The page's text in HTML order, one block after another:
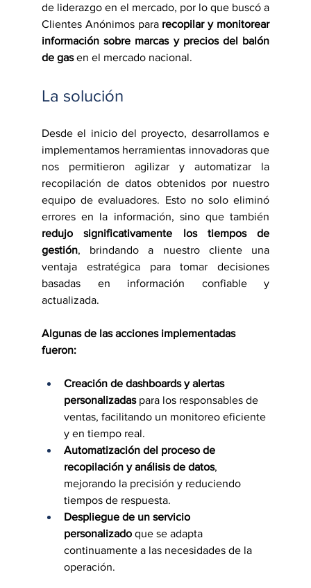
de liderazgo en el mercado, por lo que buscó a
Clientes Anónimos para recopilar y monitorear
información sobre marcas y precios del balón
de gas en el mercado nacional.
La solución
Desde el inicio del proyecto, desarrollamos e
implementamos herramientas innovadoras que
nos permitieron agilizar y automatizar la
recopilación de datos obtenidos por nuestro
equipo de evaluadores. Esto no solo eliminó
redujo significativamente los tiempos de
gestión, brindando a nuestro cliente una
ventaja estratégica para tomar decisiones
basadas en información confiable y
actualizada.
Algunas de las acciones implementadas
fueron:
Creación de dashboards y alertas
personalizadas para los responsables de
ventas, facilitando un monitoreo eficiente
y en tiempo real.
Automatización del proceso de
recopilación y análisis de datos,
mejorando la precisión y reduciendo
tiempos de respuesta.
Despliegue de un servicio
personalizado que se adapta
continuamente a las necesidades de la
operación.